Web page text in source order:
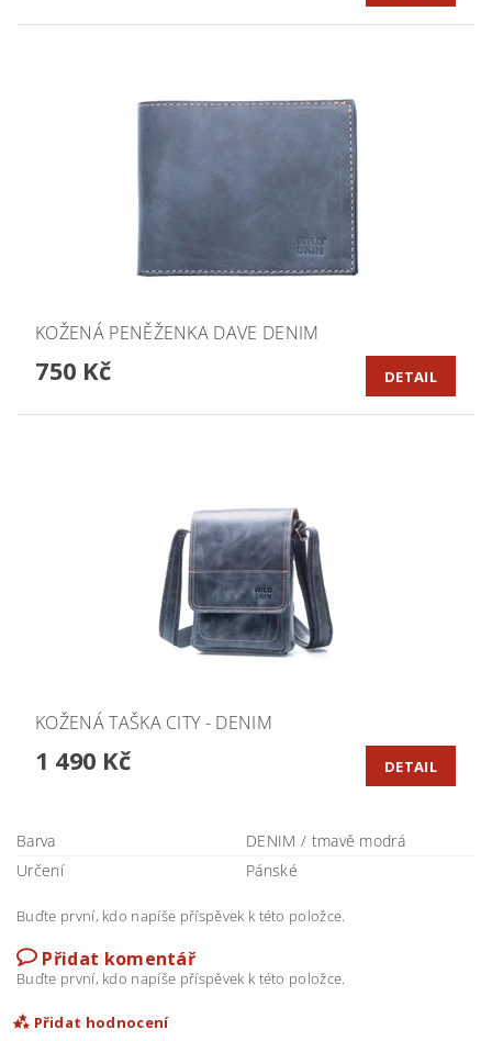
KOŽENÁ PENĚŽENKA DAVE DENIM
750 Kč DETAIL
KOŽENÁ TAŠKA CITY - DENIM
1 490 Kč DETAIL
Barva
DENIM / tmavě modrá
Určení
Pánské
Buďte první, kdo napíše příspěvek k této položce.
Přidat komentář
Buďte první, kdo napíše příspěvek k této položce.
Přidat hodnocení